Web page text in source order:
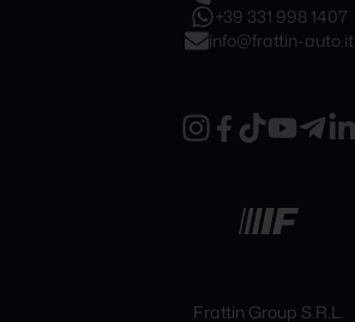
+39 331 998 1407
info@frattin-auto.it
Frattin Group S.R.L.